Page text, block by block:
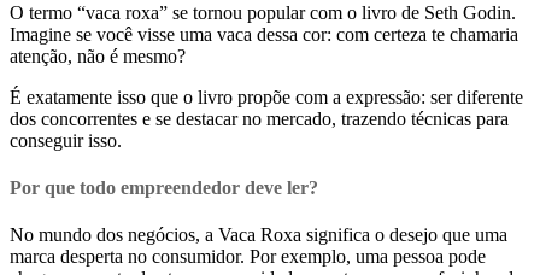
O termo “vaca roxa” se tornou popular com o livro de Seth Godin.
Imagine se você visse uma vaca dessa cor: com certeza te chamaria
atenção, não é mesmo?
É exatamente isso que o livro propõe com a expressão: ser diferente
dos concorrentes e se destacar no mercado, trazendo técnicas para
conseguir isso.
Por que todo empreendedor deve ler?
No mundo dos negócios, a Vaca Roxa significa o desejo que uma
marca desperta no consumidor. Por exemplo, uma pessoa pode